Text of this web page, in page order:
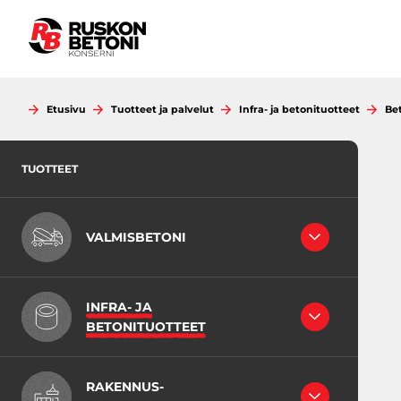
sisältöön
Etusivu Tuotteet ja palvelut Infra- ja betonituotteet
TUOTTEET
VALMISBETONI
LATTIABETONIT
INFRABETONI
VÄHÄHIILISET BETONIT
MAAKOSTEAT BETONIT
INFRA- JA
BETONITUOTTEET
RAKENNUS-